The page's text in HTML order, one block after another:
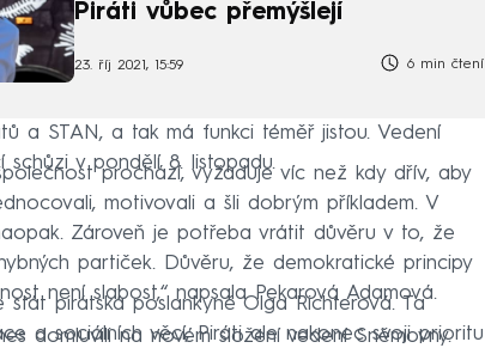
Piráti vůbec přemýšlejí
23. říj 2021, 15:59 6 min čtení
a STAN, a tak má funkci téměř jistou. Vedení
schůzi v pondělí 8. listopadu.
prochází, vyžaduje víc než kdy dřív, aby
motivovali a šli dobrým příkladem. V
Zároveň je potřeba vrátit důvěru v to, že
partiček. Důvěru, že demokratické principy
není slabost,“ napsala Pekarová Adamová.
stát pirátská poslankyně Olga Richterová. Ta
a sociálních věcí, Piráti ale nakonec svoji prioritu
domluvili na novém složení vedení Sněmovny.